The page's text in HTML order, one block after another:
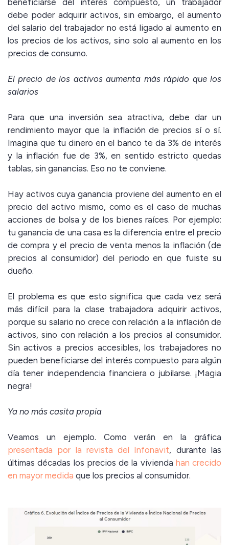
debe poder adquirir activos, sin embargo, el aumento
del salario del trabajador no está ligado al aumento en
los precios de los activos, sino solo al aumento en los
precios de consumo.
El precio de los activos aumenta más rápido que los
salarios
Para que una inversión sea atractiva, debe dar un
rendimiento mayor que la inflación de precios sí o sí.
Imagina que tu dinero en el banco te da 3% de interés
y la inflación fue de 3%, en sentido estricto quedas
tablas, sin ganancias. Eso no te conviene.
Hay activos cuya ganancia proviene del aumento en el
precio del activo mismo, como es el caso de muchas
acciones de bolsa y de los bienes raíces. Por ejemplo:
tu ganancia de una casa es la diferencia entre el precio
de compra y el precio de venta menos la inflación (de
precios al consumidor) del periodo en que fuiste su
dueño.
El problema es que esto significa que cada vez será
más difícil para la clase trabajadora adquirir activos,
porque su salario no crece con relación a la inflación de
activos, sino con relación a los precios al consumidor.
Sin activos a precios accesibles, los trabajadores no
pueden beneficiarse del interés compuesto para algún
día tener independencia financiera o jubilarse. ¡Magia
negra!
Ya no más casita propia
Veamos un ejemplo. Como verán en la gráfica
presentada por la revista del Infonavit, durante las
últimas décadas los precios de la vivienda han crecido
en mayor medida que los precios al consumidor.